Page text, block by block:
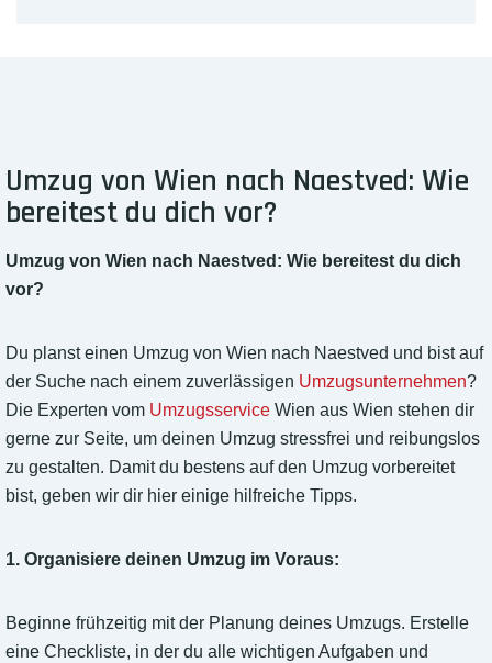
Umzug von Wien nach Naestved: Wie
bereitest du dich vor?
Umzug von Wien nach Naestved: Wie bereitest du dich
vor?
Du planst einen Umzug von Wien nach Naestved und bist auf
der Suche nach einem zuverlässigen Umzugsunternehmen?
Die Experten vom Umzugsservice Wien aus Wien stehen dir
gerne zur Seite, um deinen Umzug stressfrei und reibungslos
zu gestalten. Damit du bestens auf den Umzug vorbereitet
bist, geben wir dir hier einige hilfreiche Tipps.
1. Organisiere deinen Umzug im Voraus:
Beginne frühzeitig mit der Planung deines Umzugs. Erstelle
eine Checkliste, in der du alle wichtigen Aufgaben und